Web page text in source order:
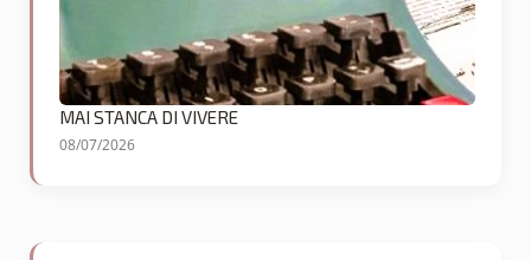
MAI STANCA DI VIVERE
08/07/2026